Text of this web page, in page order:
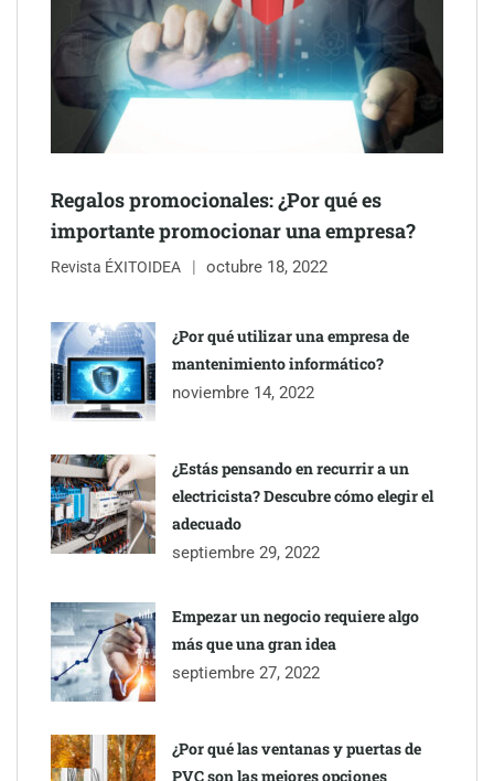
Schaeffler mejora su rentabilidad en el primer semestre de 2026
NOVA: innovación y diseño que transforman espacios de la
mano de Tormo Franquicias
Regalos promocionales: ¿Por qué es
importante promocionar una empresa?
Revista ÉXITOIDEA octubre 18, 2022
¿Por qué utilizar una empresa de
mantenimiento informático?
noviembre 14, 2022
¿Estás pensando en recurrir a un
electricista? Descubre cómo elegir el
adecuado
septiembre 29, 2022
Empezar un negocio requiere algo
más que una gran idea
septiembre 27, 2022
¿Por qué las ventanas y puertas de
PVC son las mejores opciones